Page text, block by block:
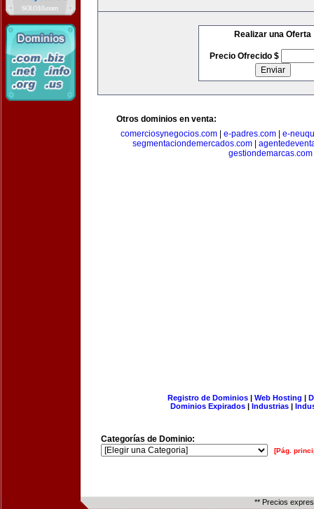
Realizar una Oferta
Precio Ofrecido $
Otros dominios en venta:
comerciosynegocios.com| e-padres.com| e-
segmentaciondemercados.com
gestiondemarcas.com
Registro de Dominios| Web Hosting |
Dominios Expirados | Industrias |
Categorías de Dominio:
[Pág.
** Precios